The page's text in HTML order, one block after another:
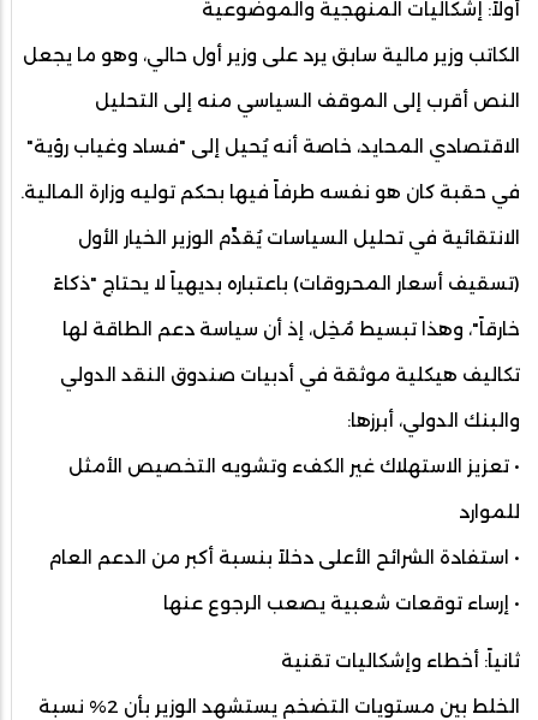
أولاً: إشكاليات المنهجية والموضوعية
الكاتب وزير مالية سابق يرد على وزير أول حالي، وهو ما يجعل
النص أقرب إلى الموقف السياسي منه إلى التحليل
الاقتصادي المحايد، خاصة أنه يُحيل إلى "فساد وغياب رؤية"
في حقبة كان هو نفسه طرفاً فيها بحكم توليه وزارة المالية.
الانتقائية في تحليل السياسات يُقدِّم الوزير الخيار الأول
(تسقيف أسعار المحروقات) باعتباره بديهياً لا يحتاج "ذكاءً
خارقاً"، وهذا تبسيط مُخِل، إذ أن سياسة دعم الطاقة لها
تكاليف هيكلية موثقة في أدبيات صندوق النقد الدولي
والبنك الدولي، أبرزها:
• تعزيز الاستهلاك غير الكفء وتشويه التخصيص الأمثل
للموارد
• استفادة الشرائح الأعلى دخلاً بنسبة أكبر من الدعم العام
• إرساء توقعات شعبية يصعب الرجوع عنها
ثانياً: أخطاء وإشكاليات تقنية
الخلط بين مستويات التضخم يستشهد الوزير بأن 2% نسبة